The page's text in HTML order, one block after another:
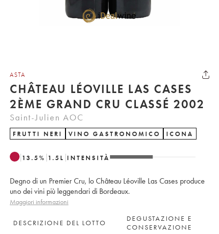
ASTA
CHÂTEAU LÉOVILLE LAS CASES
2ÈME GRAND CRU CLASSÉ 2002
Saint-Julien AOC
FRUTTI NERI VINO GASTRONOMICO ICONA
13.5% 1.5 L INTENSITÀ
Degno di un Premier Cru, lo Château Léoville Las Cases produce
uno dei vini più leggendari di Bordeaux.
Maggiori informazioni
DESCRIZIONE DEL LOTTO
DEGUSTAZIONE E
CONSERVAZIONE